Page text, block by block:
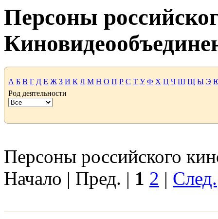
Персоны
А Б В Г Д Е Ж З И К Л М Н О П Р С Т У Ф Х Ц Ч Ш Щ Ы Э
Род деятельности
Персоны российского
Начало | Пред. | 1 2 | След.